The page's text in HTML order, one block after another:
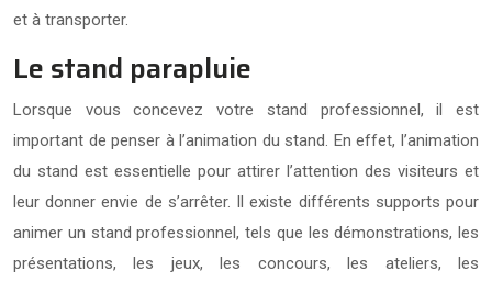
et à transporter.
Le stand parapluie
Lorsque vous concevez votre stand professionnel, il est
important de penser à l’animation du stand. En effet, l’animation
du stand est essentielle pour attirer l’attention des visiteurs et
leur donner envie de s’arrêter. Il existe différents supports pour
animer un stand professionnel, tels que les démonstrations, les
présentations, les jeux, les concours, les ateliers, les